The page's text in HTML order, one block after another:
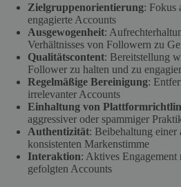
Zielgruppenorientierung: Fokus
engagierte Accounts
Ausgewogenheit:
Verhältnisses von Followern zu
Qualitätscontent: Bereitstellung
Follower zu halten und zu
Regelmäßige Bereinigung:
irrelevanter Accounts
Einhaltung von
aggressiver oder spammiger
Authentizität: Beibehaltung einer
konsistenten Markenstimme
Interaktion: Aktives Engagement
gefolgten Accounts